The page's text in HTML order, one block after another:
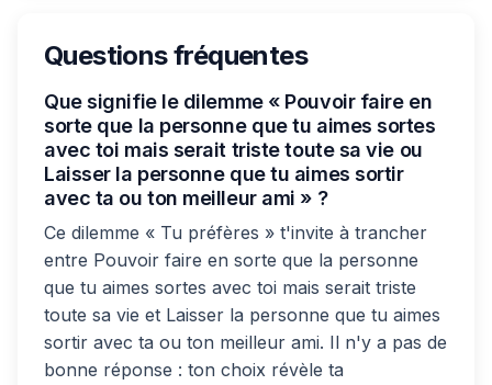
Questions fréquentes
Que signifie le dilemme « Pouvoir faire en
sorte que la personne que tu aimes sortes
avec toi mais serait triste toute sa vie ou
Laisser la personne que tu aimes sortir
avec ta ou ton meilleur ami » ?
Ce dilemme « Tu préfères » t'invite à trancher
entre Pouvoir faire en sorte que la personne
que tu aimes sortes avec toi mais serait triste
toute sa vie et Laisser la personne que tu aimes
sortir avec ta ou ton meilleur ami. Il n'y a pas de
bonne réponse : ton choix révèle ta